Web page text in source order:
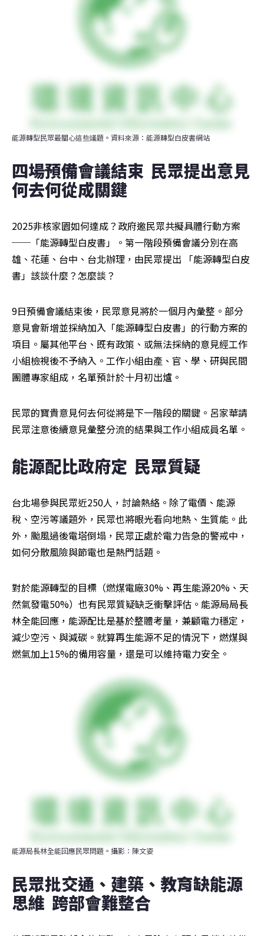
能源轉型民眾最關心這些議題。資料來源：能源轉型白皮書網站
四場預備會議結束  民眾提出意見
何去何從成關鍵
2025非核家園如何達成？政府邀民眾共擬具體行動方案
──「能源轉型白皮書」。第一階段預備會議分別在高
雄、花蓮、台中、台北辦理，由民眾提出 「能源轉型白皮
書」該談什麼？怎麼談？
9日預備會議結束後，民眾意見將於一個月內彙整。部分
意見會新增並採納加入「能源轉型白皮書」的行動方案的
項目。屬其他平台、既有政策、或無法採納的意見經工作
小組檢視後不予納入。工作小組由產、官、學、研與民間
團體專家組成，名單預計於十月初出爐。
民眾的寶貴意見何去何從將是下一階段的關鍵。呂家華請
民眾注意後續意見彙整分流的結果與工作小組成員名單。
能源配比政府定  民眾質疑
台北場參與民眾近250人，討論熱絡。除了電價、能源
稅、空污等議題外，民眾也將眼光看向地熱、生質能。此
外，颱風過後電塔倒塌，民眾正處於電力告急的警戒中，
如何分散風險與節電也是熱門話題。
對於能源轉型的目標（燃煤電廠30%、再生能源20%、天
然氣發電50%）也有民眾質疑缺乏衝擊評估。能源局局長
林全能回應，能源配比是基於整體考量，兼顧電力穩定，
減少空污、與減碳。就算再生能源不足的情況下，燃煤與
燃氣加上15%的備用容量，還是可以維持電力安全。
能源局長林全能回應民眾問題。攝影：陳文姿
民眾批交通、建築、教育缺能源
思維  跨部會難整合